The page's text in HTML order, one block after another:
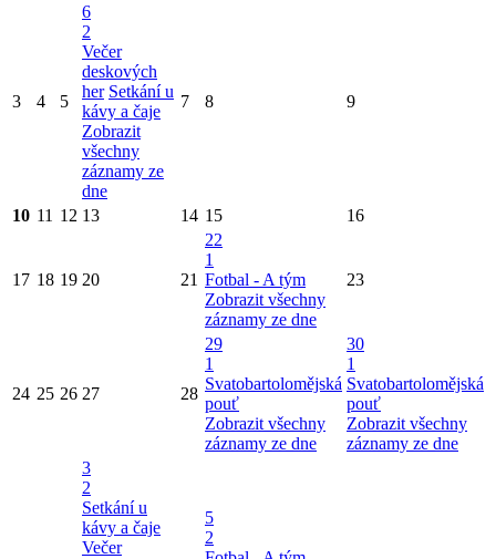
3 4 5
6
2
Večer
deskových
her Setkání u
kávy a čaje
Zobrazit
všechny
záznamy ze
dne
7 8 9
10 11 12 13 14 15 16
17 18 19 20 21
22
1
Fotbal - A tým
Zobrazit všechny
záznamy ze dne
23
24 25 26 27 28
29
1
Svatobartolomějská
pouť
Zobrazit všechny
záznamy ze dne
30
1
Svatobartolomějská
pouť
Zobrazit všechny
záznamy ze dne
3
2
Setkání u
kávy a čaje
Večer
5
2